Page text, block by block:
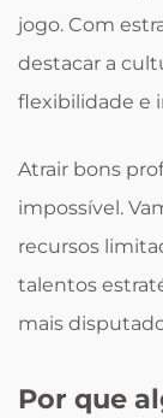
jogo. Com
destacar a
flexibilidade e
Atrair bons
impossível.
recursos
talentos
mais
Por que